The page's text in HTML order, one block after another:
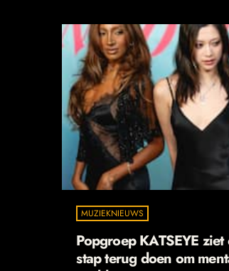
MUZIEKNIEUWS
Popgroep KATSEYE
stap terug doen om